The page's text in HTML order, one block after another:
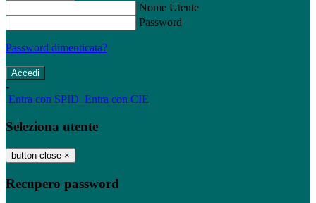
Nome Utente
Password
Password dimenticata?
-
Entra con SPID Entra con CIE
Seleziona utente
button close ×
Recupero password